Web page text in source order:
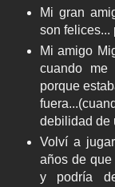
Mi gran
son felices...
Mi amigo
cuando me
porque
debilidad de
Volví a
años de que
y podría